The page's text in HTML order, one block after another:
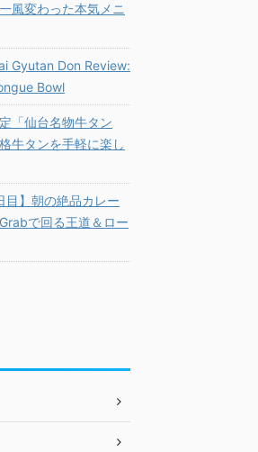
風変わった本気メニ
Gyutan Don Review:
Bowl
「仙台名物牛タン
牛タンを手軽に楽し
目】朝の絶品カレー
で回る王道＆ロー